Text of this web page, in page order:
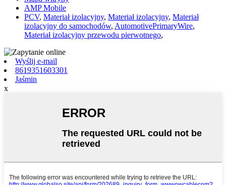
AMP Mobile
PCV, Materiał izolacyjny, Materiał izolacyjny, Materiał
izolacyjny do samochodów, AutomotivePrimaryWire,
Materiał izolacyjny przewodu pierwotnego,
Wyślij e-mail
8619351603301
Jaśmin
x